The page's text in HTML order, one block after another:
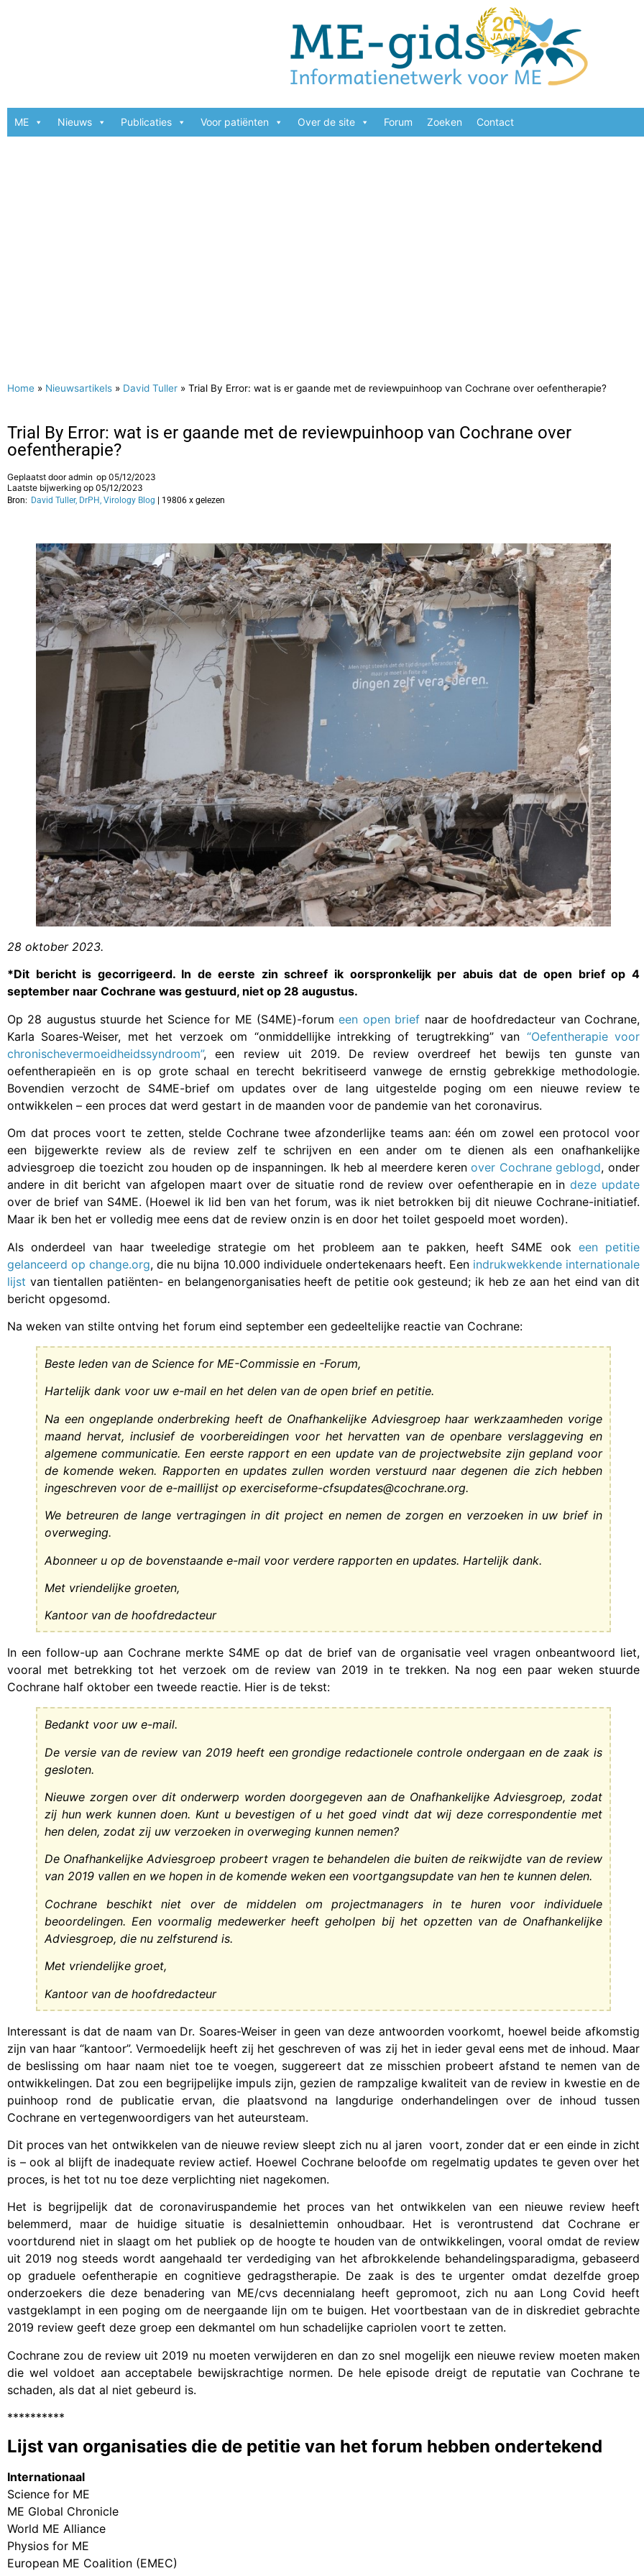
ME Nieuws Publicaties Voor patiënten Over de site Forum Zoeken Contact
Home » Nieuwsartikels » David Tuller » Trial By Error: wat is er gaande met de reviewpuinhoop van Cochrane over oefentherapie?
Trial By Error: wat is er gaande met de reviewpuinhoop van Cochrane over
oefentherapie?
Geplaatst dooradmin op 05/12/2023
Laatste bijwerking op 05/12/2023
Bron: David Tuller, DrPH, Virology Blog | 19806 x gelezen
28 oktober 2023.
*Dit bericht is gecorrigeerd. In de eerste zin schreef ik oorspronkelijk per abuis dat de open brief op 4
september naar Cochrane was gestuurd, niet op 28 augustus.
Op 28 augustus stuurde het Science for ME (S4ME)-forumeen open brief naar de hoofdredacteur van Cochrane,
Karla Soares-Weiser, met het verzoek om “onmiddellijke intrekking of terugtrekking” van “Oefentherapie voor
chronischevermoeidheidssyndroom”, een review uit 2019. De review overdreef het bewijs ten gunste van
oefentherapieën en is op grote schaal en terecht bekritiseerd vanwege de ernstig gebrekkige methodologie.
Bovendien verzocht de S4ME-brief om updates over de lang uitgestelde poging om een nieuwe review te
ontwikkelen – een proces dat werd gestart in de maanden voor de pandemie van het coronavirus.
Om dat proces voort te zetten, stelde Cochrane twee afzonderlijke teams aan: één om zowel een protocol voor
een bijgewerkte review als de review zelf te schrijven en een ander om te dienen als een onafhankelijke
adviesgroep die toezicht zou houden op de inspanningen. Ik heb al meerdere kerenover Cochrane geblogd, onder
andere in dit bericht van afgelopen maart over de situatie rond de review over oefentherapie en indeze update
over de brief van S4ME. (Hoewel ik lid ben van het forum, was ik niet betrokken bij dit nieuwe Cochrane-initiatief.
Maar ik ben het er volledig mee eens dat de review onzin is en door het toilet gespoeld moet worden).
Als onderdeel van haar tweeledige strategie om het probleem aan te pakken, heeft S4ME ook een petitie
gelanceerd op change.org, die nu bijna 10.000 individuele ondertekenaars heeft. Een indrukwekkende internationale
lijst van tientallen patiënten- en belangenorganisaties heeft de petitie ook gesteund; ik heb ze aan het eind van dit
bericht opgesomd.
Na weken van stilte ontving het forum eind september een gedeeltelijke reactie van Cochrane:
Beste leden van de Science for ME-Commissie en -Forum,
Hartelijk dank voor uw e-mail en het delen van de open brief en petitie.
Na een ongeplande onderbreking heeft de Onafhankelijke Adviesgroep haar werkzaamheden vorige
maand hervat, inclusief de voorbereidingen voor het hervatten van de openbare verslaggeving en
algemene communicatie. Een eerste rapport en een update van de projectwebsite zijn gepland voor
de komende weken. Rapporten en updates zullen worden verstuurd naar degenen die zich hebben
ingeschreven voor de e-maillijst op exerciseforme-cfsupdates@cochrane.org.
We betreuren de lange vertragingen in dit project en nemen de zorgen en verzoeken in uw brief in
overweging.
Abonneer u op de bovenstaande e-mail voor verdere rapporten en updates. Hartelijk dank.
Met vriendelijke groeten,
Kantoor van de hoofdredacteur
In een follow-up aan Cochrane merkte S4ME op dat de brief van de organisatie veel vragen onbeantwoord liet,
vooral met betrekking tot het verzoek om de review van 2019 in te trekken. Na nog een paar weken stuurde
Cochrane half oktober een tweede reactie. Hier is de tekst:
Bedankt voor uw e-mail.
De versie van de review van 2019 heeft een grondige redactionele controle ondergaan en de zaak is
gesloten.
Nieuwe zorgen over dit onderwerp worden doorgegeven aan de Onafhankelijke Adviesgroep, zodat
zij hun werk kunnen doen. Kunt u bevestigen of u het goed vindt dat wij deze correspondentie met
hen delen, zodat zij uw verzoeken in overweging kunnen nemen?
De Onafhankelijke Adviesgroep probeert vragen te behandelen die buiten de reikwijdte van de review
van 2019 vallen en we hopen in de komende weken een voortgangsupdate van hen te kunnen delen.
Cochrane beschikt niet over de middelen om projectmanagers in te huren voor individuele
beoordelingen. Een voormalig medewerker heeft geholpen bij het opzetten van de Onafhankelijke
Adviesgroep, die nu zelfsturend is.
Met vriendelijke groet,
Kantoor van de hoofdredacteur
Interessant is dat de naam van Dr. Soares-Weiser in geen van deze antwoorden voorkomt, hoewel beide afkomstig
zijn van haar “kantoor”. Vermoedelijk heeft zij het geschreven of was zij het in ieder geval eens met de inhoud. Maar
de beslissing om haar naam niet toe te voegen, suggereert dat ze misschien probeert afstand te nemen van de
ontwikkelingen. Dat zou een begrijpelijke impuls zijn, gezien de rampzalige kwaliteit van de review in kwestie en de
puinhoop rond de publicatie ervan, die plaatsvond na langdurige onderhandelingen over de inhoud tussen
Cochrane en vertegenwoordigers van het auteursteam.
Dit proces van het ontwikkelen van de nieuwe review sleept zich nu al jaren voort, zonder dat er een einde in zicht
is – ook al blijft de inadequate review actief. Hoewel Cochrane beloofde om regelmatig updates te geven over het
proces, is het tot nu toe deze verplichting niet nagekomen.
Het is begrijpelijk dat de coronaviruspandemie het proces van het ontwikkelen van een nieuwe review heeft
belemmerd, maar de huidige situatie is desalniettemin onhoudbaar. Het is verontrustend dat Cochrane er
voortdurend niet in slaagt om het publiek op de hoogte te houden van de ontwikkelingen, vooral omdat de review
uit 2019 nog steeds wordt aangehaald ter verdediging van het afbrokkelende behandelingsparadigma, gebaseerd
op graduele oefentherapie en cognitieve gedragstherapie. De zaak is des te urgenter omdat dezelfde groep
onderzoekers die deze benadering van ME/cvs decennialang heeft gepromoot, zich nu aan Long Covid heeft
vastgeklampt in een poging om de neergaande lijn om te buigen. Het voortbestaan van de in diskrediet gebrachte
2019 review geeft deze groep een dekmantel om hun schadelijke capriolen voort te zetten.
Cochrane zou de review uit 2019 nu moeten verwijderen en dan zo snel mogelijk een nieuwe review moeten maken
die wel voldoet aan acceptabele bewijskrachtige normen. De hele episode dreigt de reputatie van Cochrane te
schaden, als dat al niet gebeurd is.
**********
Lijst van organisaties die de petitie van het forum hebben ondertekend
Internationaal
Science for ME
ME Global Chronicle
World ME Alliance
Physios for ME
European ME Coalition (EMEC)